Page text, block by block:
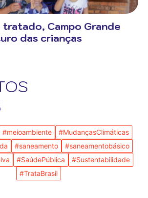
Campo Grande
das crianças
#meioambiente
#MudançasClimáticas
#saneamento
#saneamentobásico
#SaúdePública
#Sustentabilidade
#TrataBrasil